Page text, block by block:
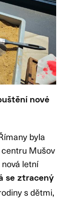
nové
byla
centru Mušov
letní
se ztracený
s dětmi,